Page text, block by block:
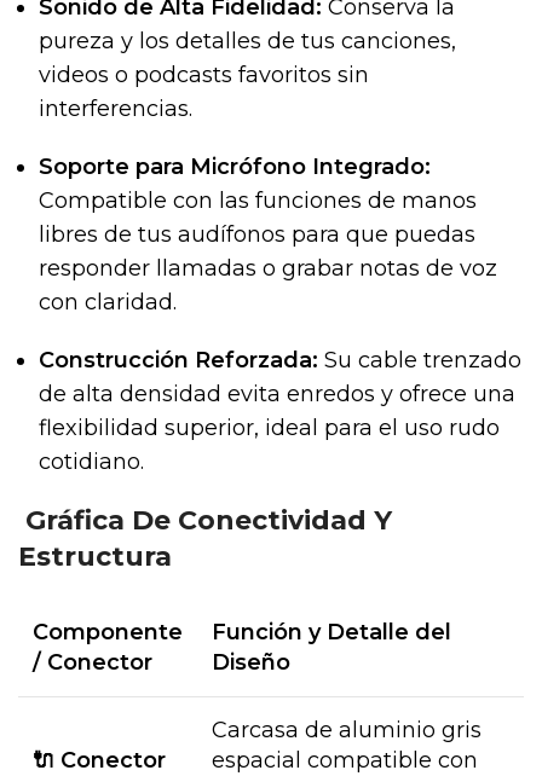
Sonido de Alta Fidelidad: Conserva la
pureza y los detalles de tus canciones,
videos o podcasts favoritos sin
interferencias.
Soporte para Micrófono Integrado:
Compatible con las funciones de manos
libres de tus audífonos para que puedas
responder llamadas o grabar notas de voz
con claridad.
Construcción Reforzada: Su cable trenzado
de alta densidad evita enredos y ofrece una
flexibilidad superior, ideal para el uso rudo
cotidiano.
Gráfica De Conectividad Y
Estructura
Componente
/ Conector
Función y Detalle del
Diseño
🔌 Conector
Carcasa de aluminio gris
espacial compatible con